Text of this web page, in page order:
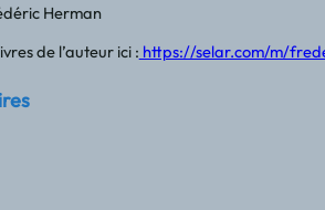
Herman
de l’auteur ici : https://selar.com/m/